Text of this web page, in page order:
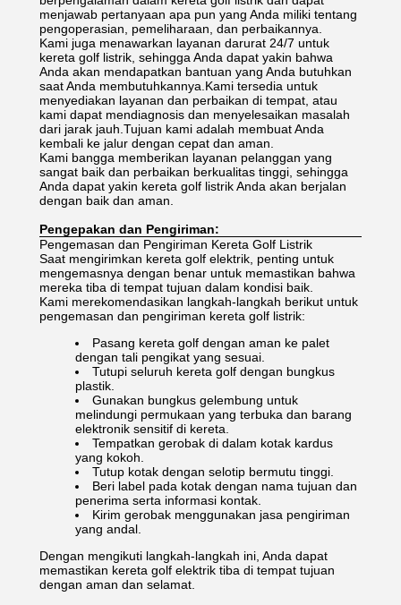
menjawab pertanyaan apa pun yang Anda miliki tentang
pengoperasian, pemeliharaan, dan perbaikannya.
Kami juga menawarkan layanan darurat 24/7 untuk
kereta golf listrik, sehingga Anda dapat yakin bahwa
Anda akan mendapatkan bantuan yang Anda butuhkan
saat Anda membutuhkannya.Kami tersedia untuk
menyediakan layanan dan perbaikan di tempat, atau
kami dapat mendiagnosis dan menyelesaikan masalah
dari jarak jauh.Tujuan kami adalah membuat Anda
kembali ke jalur dengan cepat dan aman.
Kami bangga memberikan layanan pelanggan yang
sangat baik dan perbaikan berkualitas tinggi, sehingga
Anda dapat yakin kereta golf listrik Anda akan berjalan
dengan baik dan aman.
Pengepakan dan Pengiriman:
Pengemasan dan Pengiriman Kereta Golf Listrik
Saat mengirimkan kereta golf elektrik, penting untuk
mengemasnya dengan benar untuk memastikan bahwa
mereka tiba di tempat tujuan dalam kondisi baik.
Kami merekomendasikan langkah-langkah berikut untuk
pengemasan dan pengiriman kereta golf listrik:
Pasang kereta golf dengan aman ke palet
dengan tali pengikat yang sesuai.
Tutupi seluruh kereta golf dengan bungkus
plastik.
Gunakan bungkus gelembung untuk
melindungi permukaan yang terbuka dan barang
elektronik sensitif di kereta.
Tempatkan gerobak di dalam kotak kardus
yang kokoh.
Tutup kotak dengan selotip bermutu tinggi.
Beri label pada kotak dengan nama tujuan dan
penerima serta informasi kontak.
Kirim gerobak menggunakan jasa pengiriman
yang andal.
Dengan mengikuti langkah-langkah ini, Anda dapat
memastikan kereta golf elektrik tiba di tempat tujuan
dengan aman dan selamat.